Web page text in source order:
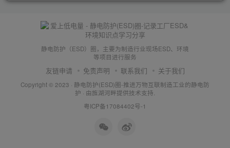
静电防护（ESD）圈，主要为制造行业现场ESD、环境
等项目进行服务
友链申请 免责声明 联系我们 关于我们
Copyright © 2023 · 静电防护(ESD)圈-推进万物互联制造工业的静电防
护 · 由旌湖河畔提供技术支持.
粤ICP备17084402号-1